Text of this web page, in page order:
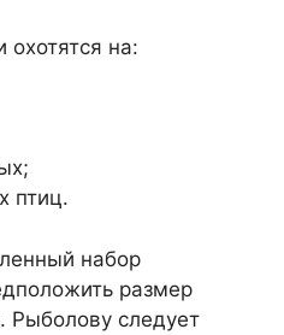
на:
птиц.
набор
размер
Рыболову следует